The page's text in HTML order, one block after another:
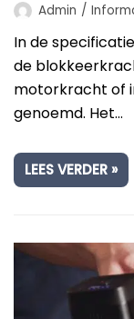
Admin
In de
de
motorkracht of
genoemd. Het…
LEES VERDER »